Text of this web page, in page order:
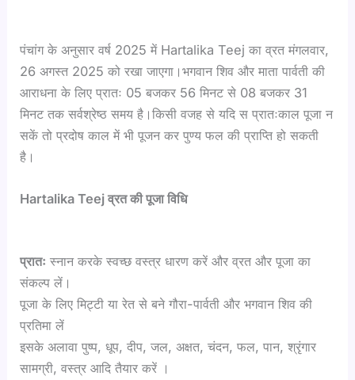
पंचांग के अनुसार वर्ष 2025 में Hartalika Teej का व्रत मंगलवार,
26 अगस्त 2025 को रखा जाएगा।भगवान शिव और माता पार्वती की
आराधना के लिए प्रातः 05 बजकर 56 मिनट से 08 बजकर 31
मिनट तक सर्वश्रेष्ठ समय है।किसी वजह से यदि स प्रातःकाल पूजा न
सकें तो प्रदोष काल में भी पूजन कर पुण्य फल की प्राप्ति हो सकती
है।
Hartalika Teej व्रत की पूजा विधि
प्रातः स्नान करके स्वच्छ वस्त्र धारण करें और व्रत और पूजा का
संकल्प लें।
पूजा के लिए मिट्टी या रेत से बने गौरा-पार्वती और भगवान शिव की
प्रतिमा लें
इसके अलावा पुष्प, धूप, दीप, जल, अक्षत, चंदन, फल, पान, श्रृंगार
सामग्री, वस्त्र आदि तैयार करें ।